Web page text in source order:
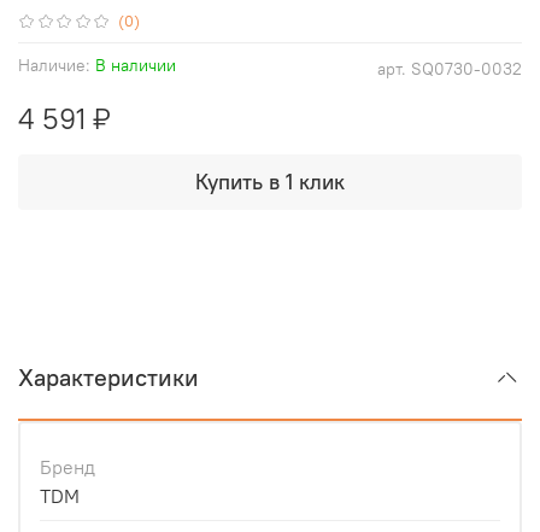
(0)
арт. SQ0730-0032
Наличие: В наличии
4 591 ₽
Купить в 1 клик
Характеристики
Бренд
TDM